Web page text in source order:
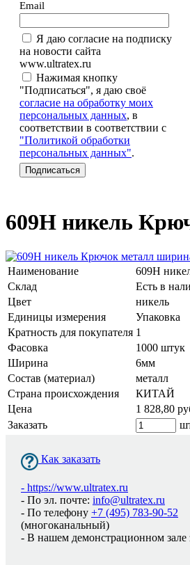
Email
Я даю согласие на подписку
на новости сайта
www.ultratex.ru
Нажимая кнопку
"Подписаться", я даю своё
согласие на обработку моих
персональных данных, в
соответствии в соответствии с
"Политикой обработки
персональных данных".
609Н никель
Наименование
609Н
Склад
Есть в
Цвет
никель
Единицы измерения
Упаковка
Кратность для покупателя 1
Фасовка
1000 штук
Ширина
6мм
Состав (материал)
металл
Страна происхождения
КИТАЙ
Цена
1 828,80
Заказать
Как заказать
- https://www.ultratex.ru
- По эл. почте: info@ultratex.ru
- По телефону +7 (495) 783-90-52
(многоканальный)
- В нашем демонстрационном зале